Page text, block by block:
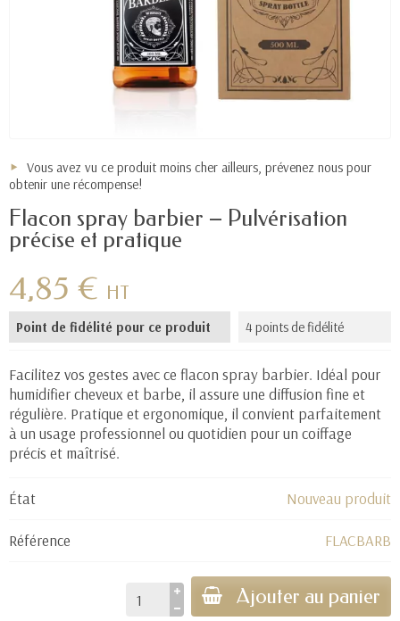
Vous avez vu ce produit moins cher ailleurs, prévenez nous pour
obtenir une récompense!
Flacon spray barbier – Pulvérisation
précise et pratique
4,85 € HT
Point de fidélité pour ce produit 4 points de fidélité
Facilitez vos gestes avec ce flacon spray barbier. Idéal pour
humidifier cheveux et barbe, il assure une diffusion fine et
régulière. Pratique et ergonomique, il convient parfaitement
à un usage professionnel ou quotidien pour un coiffage
précis et maîtrisé.
État Nouveau produit
Référence FLACBARB
Ajouter au panier